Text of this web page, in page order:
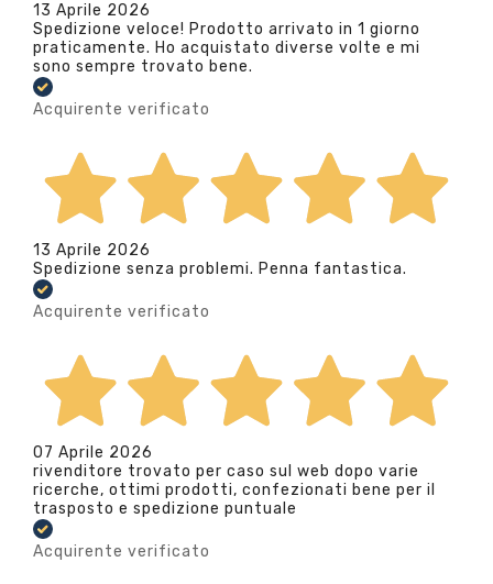
13 Aprile 2026
Spedizione veloce! Prodotto arrivato in 1 giorno
praticamente. Ho acquistato diverse volte e mi
sono sempre trovato bene.
Acquirente verificato
13 Aprile 2026
Spedizione senza problemi. Penna fantastica.
Acquirente verificato
07 Aprile 2026
rivenditore trovato per caso sul web dopo varie
ricerche, ottimi prodotti, confezionati bene per il
trasposto e spedizione puntuale
Acquirente verificato